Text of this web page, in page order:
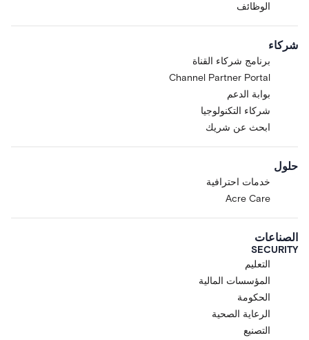
الوظائف
شركاء
برنامج شركاء القناة
Channel Partner Portal
بوابة الدعم
شركاء التكنولوجيا
ابحث عن شريك
حلول
خدمات احترافية
Acre Care
الصناعات
SECURITY
التعليم
المؤسسات المالية
الحكومة
الرعاية الصحية
التصنيع